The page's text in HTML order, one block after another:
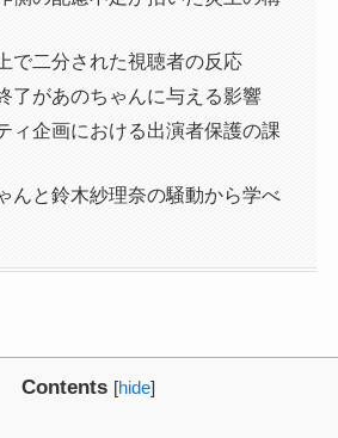
で二分された視聴者の反応
了があのちゃんに与える影響
ィ企画における出演者保護の課
んと鈴木紗理奈の騒動から学べ
Contents [hide]